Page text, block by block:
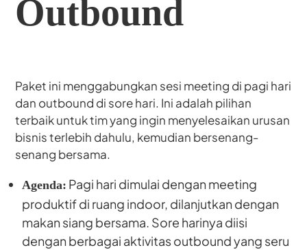
Outbound
Paket ini menggabungkan sesi meeting di pagi hari
dan outbound di sore hari. Ini adalah pilihan
terbaik untuk tim yang ingin menyelesaikan urusan
bisnis terlebih dahulu, kemudian bersenang-
senang bersama.
Agenda: Pagi hari dimulai dengan meeting
produktif di ruang indoor, dilanjutkan dengan
makan siang bersama. Sore harinya diisi
dengan berbagai aktivitas outbound yang seru